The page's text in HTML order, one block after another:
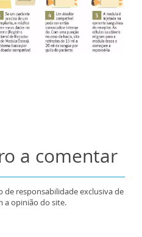
a comentar
de responsabilidade exclusiva de
a opinião do site.